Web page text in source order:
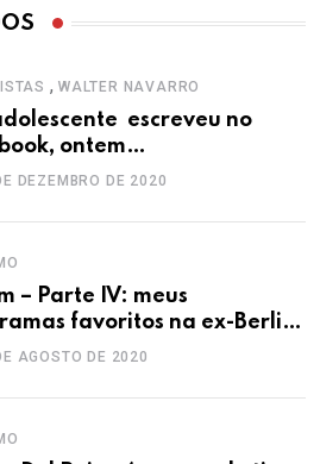
, WALTER NAVARRO
escreveu no
ontem…
DEZEMBRO DE 2020
– Parte IV: meus
favoritos na ex-Berlim
AGOSTO DE 2020